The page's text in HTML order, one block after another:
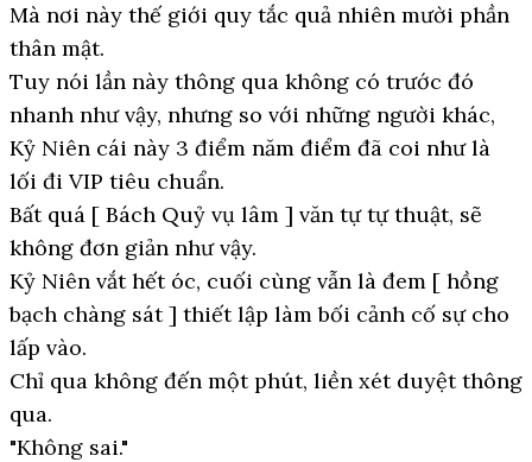
Mà nơi này thế giới quy tắc quả nhiên mười phần
thân mật.
Tuy nói lần này thông qua không có trước đó
nhanh như vậy, nhưng so với những người khác,
Kỷ Niên cái này 3 điểm năm điểm đã coi như là
lối đi VIP tiêu chuẩn.
Bất quá [ Bách Quỷ vụ lâm ] văn tự tự thuật, sẽ
không đơn giản như vậy.
Kỷ Niên vắt hết óc, cuối cùng vẫn là đem [ hồng
bạch chàng sát ] thiết lập làm bối cảnh cố sự cho
lấp vào.
Chỉ qua không đến một phút, liền xét duyệt thông
qua.
"Không sai."